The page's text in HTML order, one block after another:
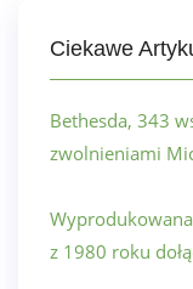
Ciekawe
Bethesda, 343
zwolnieniami
z 1980 roku